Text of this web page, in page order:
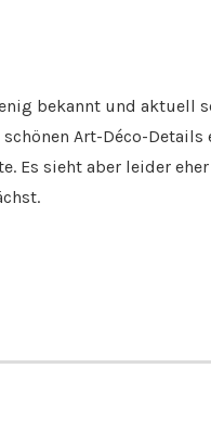
bekannt und aktuell
Art-Déco-Details
Es sieht aber leider